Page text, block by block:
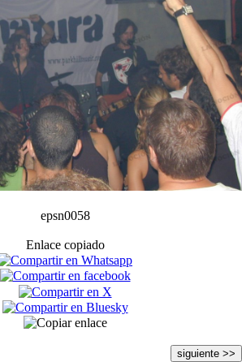
epsn0058
Enlace copiado
siguiente >>